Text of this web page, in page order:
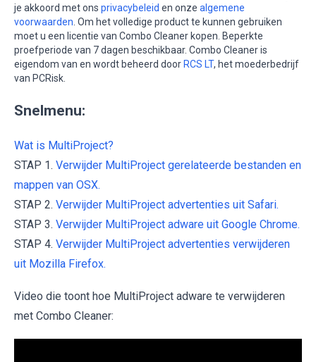
je akkoord met ons privacybeleid en onze algemene
voorwaarden . Om het volledige product te kunnen gebruiken
moet u een licentie van Combo Cleaner kopen. Beperkte
proefperiode van 7 dagen beschikbaar. Combo Cleaner is
eigendom van en wordt beheerd door RCS LT, het moederbedrijf
van PCRisk.
Snelmenu:
Wat is MultiProject?
STAP 1. Verwijder MultiProject gerelateerde bestanden en
mappen van OSX.
STAP 2. Verwijder MultiProject advertenties uit Safari.
STAP 3. Verwijder MultiProject adware uit Google Chrome.
STAP 4. Verwijder MultiProject advertenties verwijderen
uit Mozilla Firefox.
Video die toont hoe MultiProject adware te verwijderen
met Combo Cleaner: